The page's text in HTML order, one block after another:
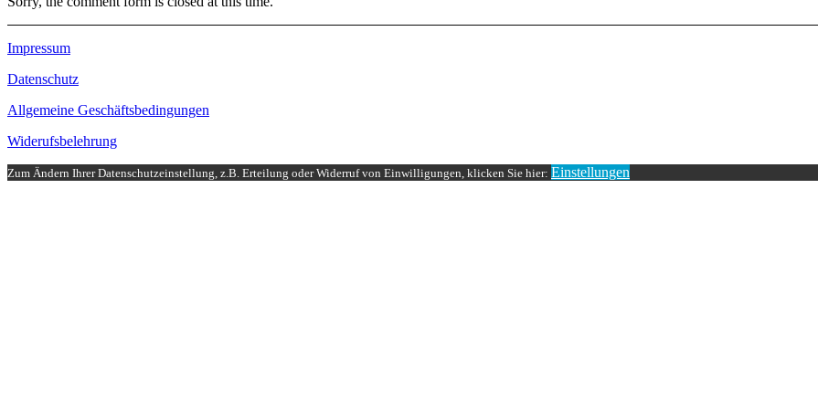
Impressum
Datenschutz
Allgemeine Geschäftsbedingungen
Widerufsbelehrung
Zum Ändern Ihrer Datenschutzeinstellung, z.B. Erteilung oder Widerruf von Einwilligungen, klicken Sie hier: Einstellungen